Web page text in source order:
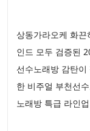
상동가라오케 화
인드 모두 검증된
선수노래방 감탄
한 비주얼 부천선
노래방 특급 라인업